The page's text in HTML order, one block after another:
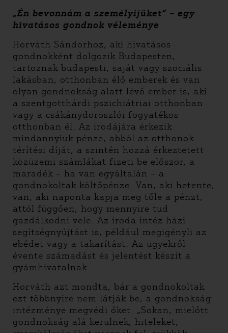
„Én bevonnám a személyijüket” – egy
hivatásos gondnok véleménye
Horváth Sándorhoz, aki hivatásos
gondnokként dolgozik Budapesten,
tartoznak budapesti, saját vagy szociális
lakásban, otthonban élő emberek és van
olyan gondnokság alatt lévő ember is, aki
a szentgotthárdi pszichiátriai otthonban
vagy a csákánydoroszlói fogyatékos
otthonban él. Az irodájára érkezik
mindannyiuk pénze, abból az otthonok
térítési díját, a szintén hozzá érkeztetett
közüzemi számlákat fizeti be először, a
maradék – ha van egyáltalán – a
gondnokoltak költőpénze. Van, aki hetente,
van, aki naponta kapja meg tőle a pénzt,
attól függően, hogy mennyire tud
gazdálkodni vele. Az iroda intéz házi
segítségnyújtást is, például megigényli az
ebédet vagy a takarítást. Az ügyekről
évente számadást és jelentést készít a
gyámhivatalnak.
Horváth azt mondta, bár a gondnokoltak
ezt többnyire nem látják be, a gondnokság
intézménye megvédi őket. „Sokan, mielőtt
gondnokság alá kerülnek, hiteleket,